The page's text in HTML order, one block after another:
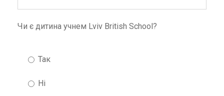
Чи є дитина учнем Lviv British School?
Так
Ні